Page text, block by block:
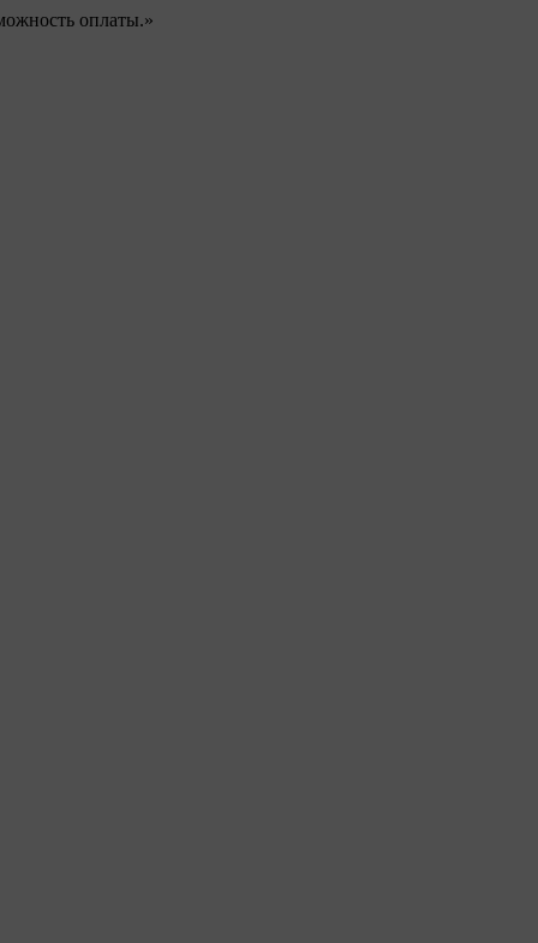
оплаты.»